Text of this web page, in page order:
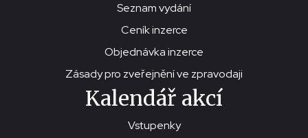
Seznam vydání
Ceník inzerce
Objednávka inzerce
Zásady pro zveřejnění ve zpravodaji
Kalendář akcí
Vstupenky